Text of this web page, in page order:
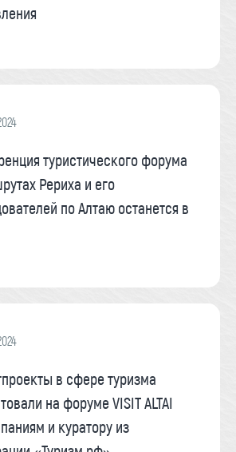
туристического форума
Рериха и его
по Алтаю останется в
в сфере туризма
на форуме VISIT ALTAI
и куратору из